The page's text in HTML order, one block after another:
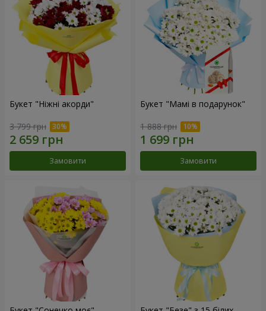
Букет "Ніжні акорди"
3 799 грн
Замовити
Букет "Мамі в подарунок"
1 888 грн
Замовити